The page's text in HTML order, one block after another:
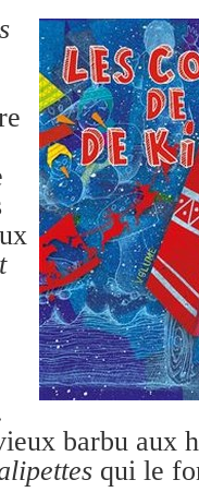
barbu aux
qui le